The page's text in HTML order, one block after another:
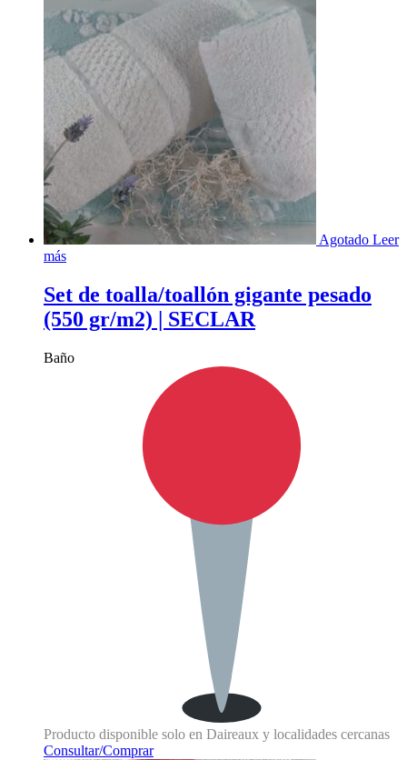
Agotado Leer
más
Set de toalla/toallón gigante pesado
(550 gr/m2) | SECLAR
Baño
Producto disponible solo en Daireaux y localidades cercanas
Consultar/Comprar